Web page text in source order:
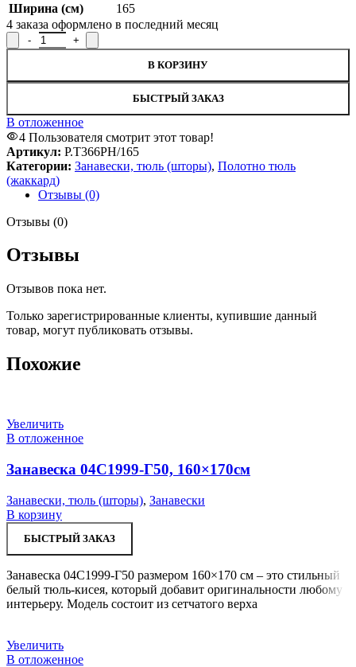
Ширина (см)
165
4 заказа оформлено в последний месяц
Количество товара Полотно гардинное Р.Т366РН/165,
В КОРЗИНУ
БЫСТРЫЙ ЗАКАЗ
В отложенное
4 Пользователя смотрит этот товар!
Артикул: Р.Т366РН/165
Категории: Занавески, тюль (шторы), Полотно тюль
(жаккард)
Отзывы (0)
Отзывы (0)
Отзывы
Отзывов пока нет.
Только зарегистрированные клиенты, купившие данный
товар, могут публиковать отзывы.
Похожие
Увеличить
В отложенное
Занавеска 04С1999-Г50, 160×170см
Занавески, тюль (шторы), Занавески
В корзину
БЫСТРЫЙ ЗАКАЗ
Занавеска 04С1999-Г50 размером 160×170 см – это стильный
белый тюль-кисея, который добавит оригинальности любому
интерьеру. Модель состоит из сетчатого верха
Увеличить
В отложенное